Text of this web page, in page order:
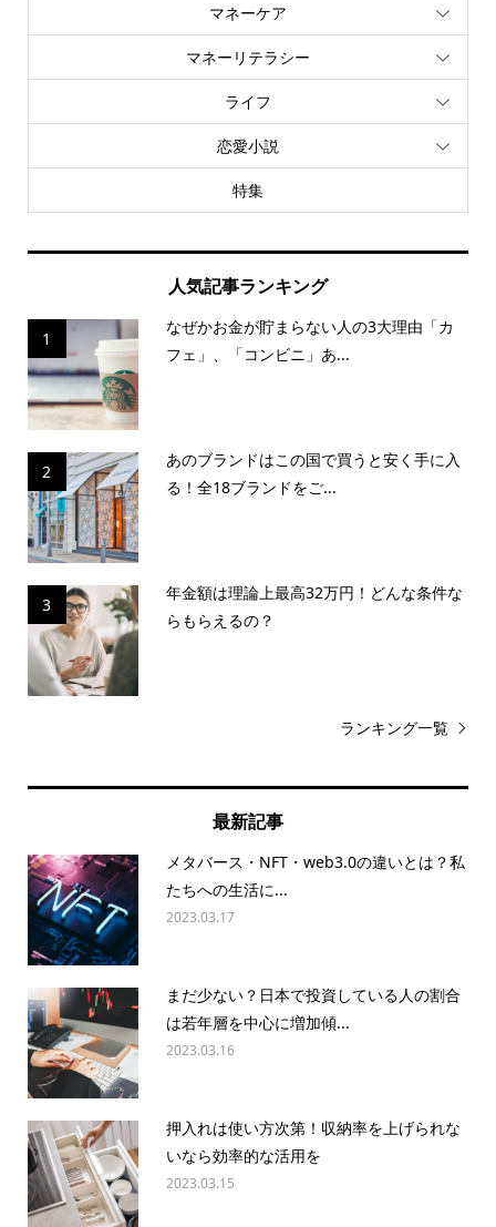
マネーケア
マネーリテラシー
ライフ
恋愛小説
特集
人気記事ランキング
1
なぜかお金が貯まらない人の3大理由「カ
フェ」、「コンビニ」あ...
2
あのブランドはこの国で買うと安く手に入
る！全18ブランドをご...
3
年金額は理論上最高32万円！どんな条件な
らもらえるの？
ランキング一覧
最新記事
メタバース・NFT・web3.0の違いとは？私
たちへの生活に...
2023.03.17
まだ少ない？日本で投資している人の割合
は若年層を中心に増加傾...
2023.03.16
押入れは使い方次第！収納率を上げられな
いなら効率的な活用を
2023.03.15